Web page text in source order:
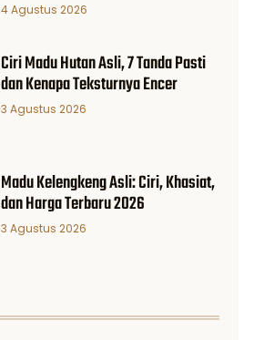
4 Agustus 2026
Ciri Madu Hutan Asli, 7 Tanda Pasti
dan Kenapa Teksturnya Encer
3 Agustus 2026
Madu Kelengkeng Asli: Ciri, Khasiat,
dan Harga Terbaru 2026
3 Agustus 2026